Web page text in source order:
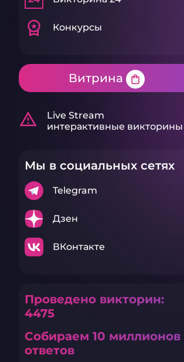
workspace_premium Конкурсы
Витрина shopping_bag
warning_amber
Live Stream
интерактивные викторины
Мы в социальных сетях
Telegram
Дзен
ВКонтакте
Проведено викторин:
4475
Собираем 10 миллионов
ответов